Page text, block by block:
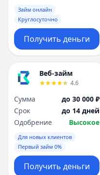
Займ онлайн
Круглосуточно
Получить деньги
Веб-займ
4.6
Сумма
до 30 000 ₽
Срок
до 14 дней
Одобрение
Высокое
Для новых клиентов
Первый займ 0%
Получить деньги